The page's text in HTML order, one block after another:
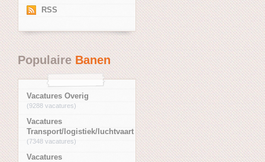
RSS
PopulaireBanen
Vacatures Overig
(9288 vacatures)
Vacatures
Transport/logistiek/luchtvaart
(7348 vacatures)
Vacatures